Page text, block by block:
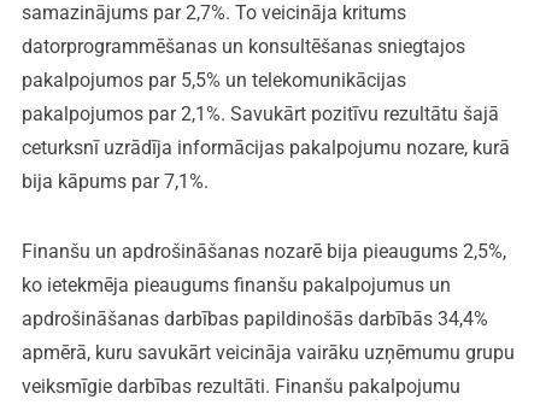
samazinājums par 2,7%. To veicināja kritums
datorprogrammēšanas un konsultēšanas sniegtajos
pakalpojumos par 5,5% un telekomunikācijas
pakalpojumos par 2,1%. Savukārt pozitīvu rezultātu šajā
ceturksnī uzrādīja informācijas pakalpojumu nozare, kurā
bija kāpums par 7,1%.
Finanšu un apdrošināšanas nozarē bija pieaugums 2,5%,
ko ietekmēja pieaugums finanšu pakalpojumus un
apdrošināšanas darbības papildinošās darbībās 34,4%
apmērā, kuru savukārt veicināja vairāku uzņēmumu grupu
veiksmīgie darbības rezultāti. Finanšu pakalpojumu